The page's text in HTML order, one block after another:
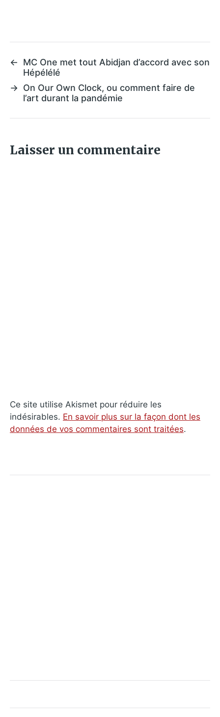
←
MC One met tout Abidjan d’accord avec son
Hépélélé
→ On Our Own Clock, ou comment faire de
l’art durant la pandémie
Laisser un commentaire
Ce site utilise Akismet pour réduire les
indésirables. En savoir plus sur la façon dont les
données de vos commentaires sont traitées.